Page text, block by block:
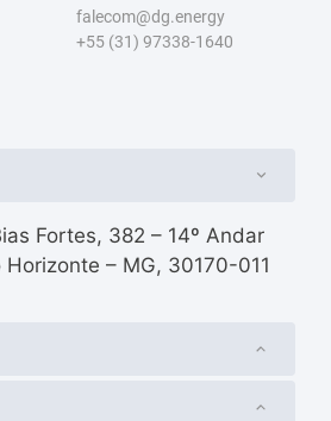
falecom@dg.energy
+55 (31) 97338-1640
Fortes, 382 – 14º Andar
– MG, 30170-011